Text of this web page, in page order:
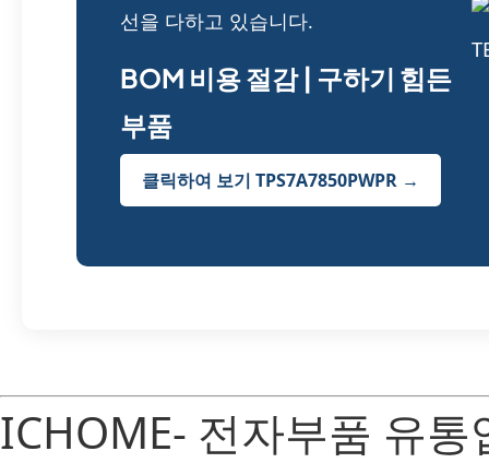
선을 다하고 있습니다.
BOM 비용 절감 | 구하기 힘든
부품
클릭하여 보기 TPS7A7850PWPR →
ICHOME- 전자부품 유